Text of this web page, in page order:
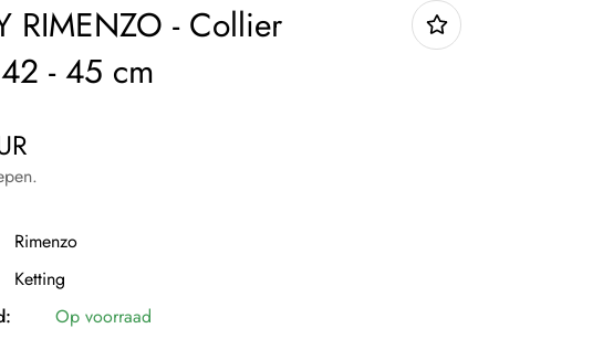
RIMENZO - Collier
- 45 cm
Rimenzo
Ketting
Op voorraad